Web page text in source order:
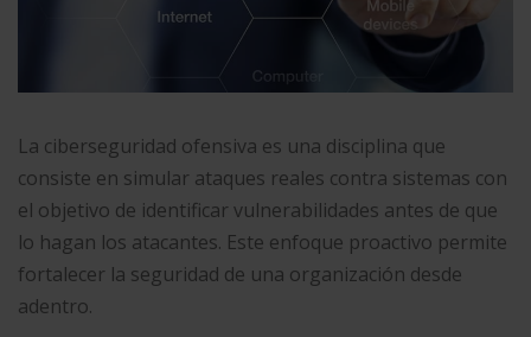
La ciberseguridad ofensiva es una disciplina que
consiste en simular ataques reales contra sistemas con
el objetivo de identificar vulnerabilidades antes de que
lo hagan los atacantes. Este enfoque proactivo permite
fortalecer la seguridad de una organización desde
adentro.